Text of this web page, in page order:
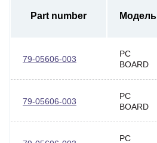
Part number Модель
79-05606-003
PC
BOARD
79-05606-003
PC
BOARD
PC